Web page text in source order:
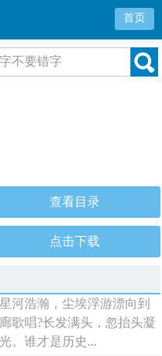
首页
查看目录
点击下载
河浩瀚，尘埃浮游漂向到
歌唱?长发满头，忽抬头凝
。谁才是历史...